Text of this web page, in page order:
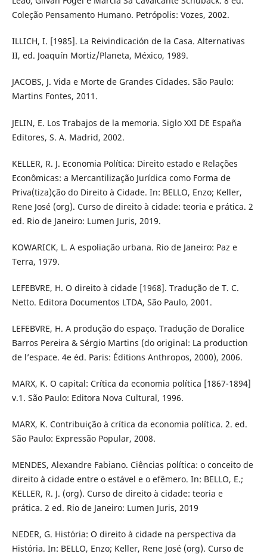
Coleção Pensamento Humano. Petrópolis: Vozes, 2002.
ILLICH, I. [1985]. La Reivindicación de la Casa. Alternativas
II, ed. Joaquín Mortiz/Planeta, México, 1989.
JACOBS, J. Vida e Morte de Grandes Cidades. São Paulo:
Martins Fontes, 2011.
JELIN, E. Los Trabajos de la memoria. Siglo XXI DE España
Editores, S. A. Madrid, 2002.
KELLER, R. J. Economia Política: Direito estado e Relações
Econômicas: a Mercantilização Jurídica como Forma de
Priva(tiza)ção do Direito à Cidade. In: BELLO, Enzo; Keller,
Rene José (org). Curso de direito à cidade: teoria e prática. 2
ed. Rio de Janeiro: Lumen Juris, 2019.
KOWARICK, L. A espoliação urbana. Rio de Janeiro: Paz e
Terra, 1979.
LEFEBVRE, H. O direito à cidade [1968]. Tradução de T. C.
Netto. Editora Documentos LTDA, São Paulo, 2001.
LEFEBVRE, H. A produção do espaço. Tradução de Doralice
Barros Pereira & Sérgio Martins (do original: La production
de l’espace. 4e éd. Paris: Éditions Anthropos, 2000), 2006.
MARX, K. O capital: Crítica da economia política [1867-1894]
v.1. São Paulo: Editora Nova Cultural, 1996.
MARX, K. Contribuição à crítica da economia política. 2. ed.
São Paulo: Expressão Popular, 2008.
MENDES, Alexandre Fabiano. Ciências política: o conceito de
direito à cidade entre o estável e o efêmero. In: BELLO, E.;
KELLER, R. J. (org). Curso de direito à cidade: teoria e
prática. 2 ed. Rio de Janeiro: Lumen Juris, 2019
NEDER, G. História: O direito à cidade na perspectiva da
História. In: BELLO, Enzo; Keller, Rene José (org). Curso de